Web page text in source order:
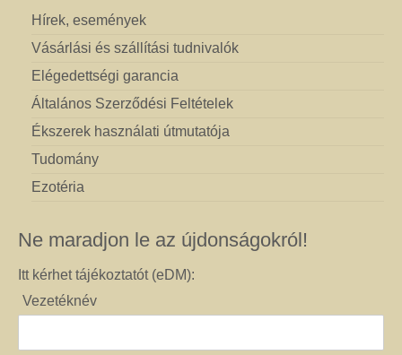
Hírek, események
Vásárlási és szállítási tudnivalók
Elégedettségi garancia
Általános Szerződési Feltételek
Ékszerek használati útmutatója
Tudomány
Ezotéria
Ne maradjon le az újdonságokról!
Itt kérhet tájékoztatót (eDM):
Vezetéknév